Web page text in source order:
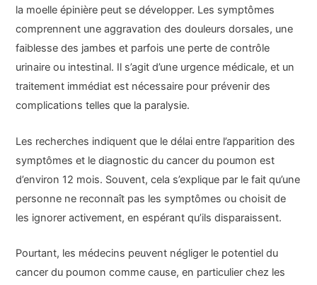
la moelle épinière peut se développer. Les symptômes
comprennent une aggravation des douleurs dorsales, une
faiblesse des jambes et parfois une perte de contrôle
urinaire ou intestinal. Il s’agit d’une urgence médicale, et un
traitement immédiat est nécessaire pour prévenir des
complications telles que la paralysie.
Les recherches indiquent que le délai entre l’apparition des
symptômes et le diagnostic du cancer du poumon est
d’environ 12 mois. Souvent, cela s’explique par le fait qu’une
personne ne reconnaît pas les symptômes ou choisit de
les ignorer activement, en espérant qu’ils disparaissent.
Pourtant, les médecins peuvent négliger le potentiel du
cancer du poumon comme cause, en particulier chez les